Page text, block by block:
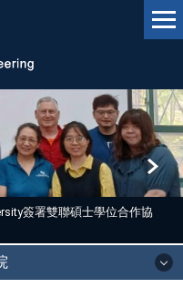
簽署雙聯碩士學位合作協